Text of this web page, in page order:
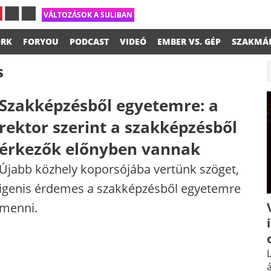
VÁLTOZÁSOK A SULIBAN
FORYOU PODCAST VIDEÓ EMBER VS. GÉP
egyetemre: a
szerint a szakképzésből
előnyben vannak
közhely koporsójába vertünk szöget,
érdemes a szakképzésből egyetemre